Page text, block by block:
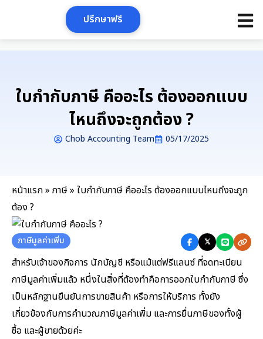
ปรึกษาฟรี
ใบกำกับภาษี คืออะไร ต้องออกแบบ
ไหนถึงจะถูกต้อง ?
Chob Accounting Team 05/17/2025
หน้าแรก» ภาษี» ใบกำกับภาษี คืออะไร ต้องออกแบบไหนถึงจะถูก
ต้อง ?
ภาษีมูลค่าเพิ่ม 𝕏
สำหรับเจ้าของกิจการ นักบัญชี หรือแม้แต่ฟรีแลนซ์ ที่จดทะเบียน
ภาษีมูลค่าเพิ่มแล้ว หนึ่งในสิ่งที่ต้องทำคือการออกใบกำกับภาษี ซึ่ง
เป็นหลักฐานยืนยันการขายสินค้า หรือการให้บริการ ทั้งยัง
เกี่ยวข้องกับการคำนวณภาษีมูลค่าเพิ่ม และการยื่นภาษีของทั้งผู้
ซื้อ และผู้ขายด้วยค่ะ